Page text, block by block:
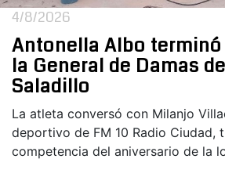
4/8/2026
Antonella Albo
la General de Damas
Saladillo
La atleta conversó con Milanjo
deportivo de FM 10 Radio Ciudad,
competencia del aniversario de la